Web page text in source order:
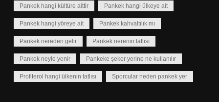
Pankek hangi kültüre aittir Pankek hangi ülkeye ait
Pankek hangi yöreye ait Pankek kahvaltılık mı
Pankek nereden gelir Pankek nerenin tatlısı
Pankek neyle yenir Pankeke şeker yerine ne kullanılır
Profiterol hangi ülkenin tatlısı Sporcular neden pankek yer